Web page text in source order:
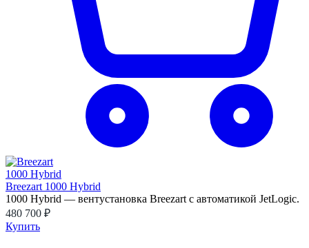
Breezart 1000 Hybrid
1000 Hybrid — вентустановка Breezart с автоматикой JetLogic.
480 700 ₽
Купить